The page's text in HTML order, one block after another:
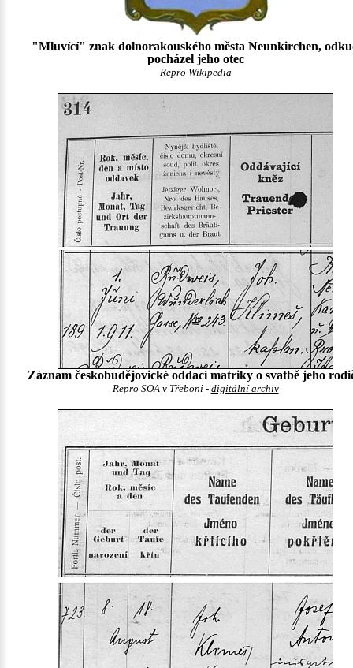
"Mluvící" znak dolnorakouského města Neunkirchen,
pocházel jeho otec
Repro Wikipedia
Záznam českobudějovické oddací matriky o svatbě jeho
Repro SOA v Třeboni - digitální archiv